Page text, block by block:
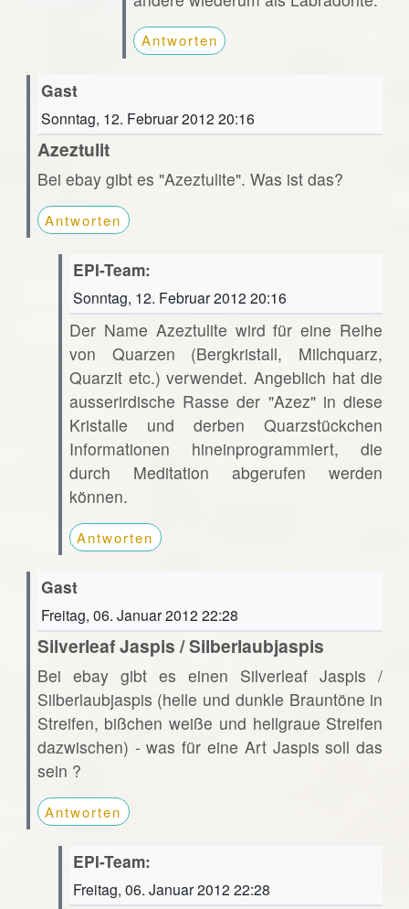
Antworten
Gast
Sonntag, 12. Februar 2012 20:16
Azeztulit
Bei ebay gibt es "Azeztulite". Was ist das?
Antworten
EPI-Team:
Sonntag, 12. Februar 2012 20:16
Der Name Azeztulite wird für eine Reihe
von Quarzen (Bergkristall, Milchquarz,
Quarzit etc.) verwendet. Angeblich hat die
ausserirdische Rasse der "Azez" in diese
Kristalle und derben Quarzstückchen
Informationen hineinprogrammiert, die
durch Meditation abgerufen werden
können.
Antworten
Gast
Freitag, 06. Januar 2012 22:28
Silverleaf Jaspis / Silberlaubjaspis
Bei ebay gibt es einen Silverleaf Jaspis /
Silberlaubjaspis (helle und dunkle Brauntöne in
Streifen, bißchen weiße und hellgraue Streifen
dazwischen) - was für eine Art Jaspis soll das
sein ?
Antworten
EPI-Team:
Freitag, 06. Januar 2012 22:28